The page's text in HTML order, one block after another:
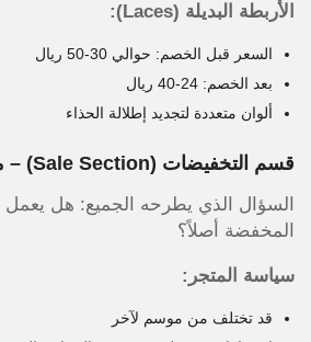
الأربطة البديلة (Laces):
السعر قبل الخصم: حوالي 30-50 ريال
بعد الخصم: 24-40 ريال
ألوان متعددة لتجديد إطلالة الحذاء
قسم التخفيضات (Sale Section) – مضاعفة التوفير؟
السؤال الذي يطرحه الجميع: هل يعمل
المخفضة أصلاً؟
سياسة المتجر:
قد تختلف من موسم لآخر